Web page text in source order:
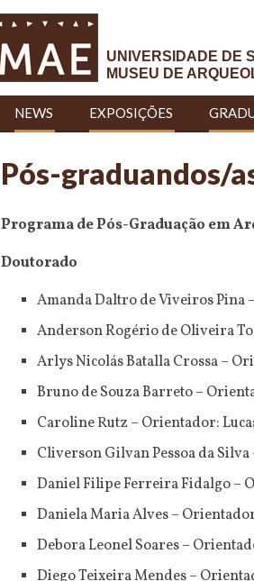
UNIVERSIDADE DE
MUSEU DE
NEWS EXPOSIÇÕES
Pós-graduandos/
Programa de Pós-Graduação em
Doutorado
Amanda Daltro de Viveiros Pina
Anderson Rogério de Oliveira
Arlys Nicolás Batalla Crossa –
Bruno de Souza Barreto –
Caroline Rutz – Orientador:
Cliverson Gilvan Pessoa da
Daniel Filipe Ferreira Fidalgo –
Daniela Maria Alves –
Debora Leonel Soares –
Diego Teixeira Mendes –